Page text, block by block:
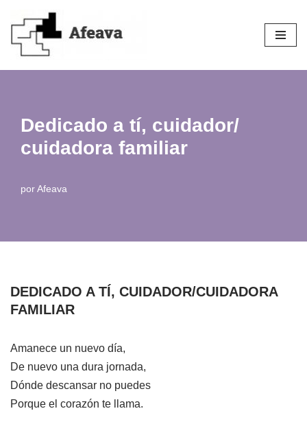
Saltar
Dedicado a tí, cuidador/
cuidadora familiar
porAfeava
DEDICADO A TÍ, CUIDADOR/CUIDADORA
FAMILIAR
Amanece un nuevo día,
De nuevo una dura jornada,
Dónde descansar no puedes
Porque el corazón te llama.